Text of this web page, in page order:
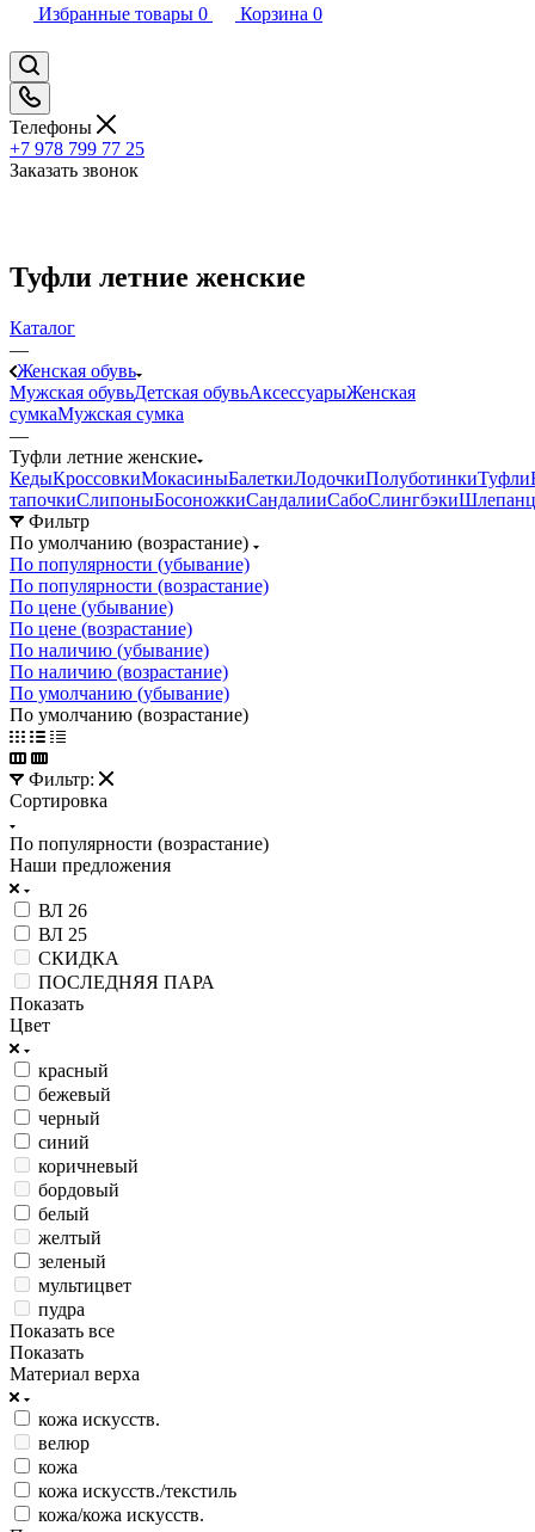
Избранные товары 0 Корзина 0
Телефоны
+7 978 799 77 25
Заказать звонок
Туфли летние женские
Каталог
—
Женская обувь
Мужская обувьДетская обувьАксессуарыЖенская
сумкаМужская сумка
—
Туфли летние женские
КедыКроссовкиМокасиныБалеткиЛодочкиПолуботинкиТуфли
тапочкиСлипоныБосоножкиСандалииСабоСлингбэки
Фильтр
По умолчанию (возрастание)
По популярности (убывание)
По популярности (возрастание)
По цене (убывание)
По цене (возрастание)
По наличию (убывание)
По наличию (возрастание)
По умолчанию (убывание)
По умолчанию (возрастание)
Фильтр:
Сортировка
По популярности (возрастание)
Наши предложения
ВЛ 26
ВЛ 25
СКИДКА
ПОСЛЕДНЯЯ ПАРА
Показать
Цвет
красный
бежевый
черный
синий
коричневый
бордовый
белый
желтый
зеленый
мультицвет
пудра
Показать все
Показать
Материал верха
кожа искусств.
велюр
кожа
кожа искусств./текстиль
кожа/кожа искусств.